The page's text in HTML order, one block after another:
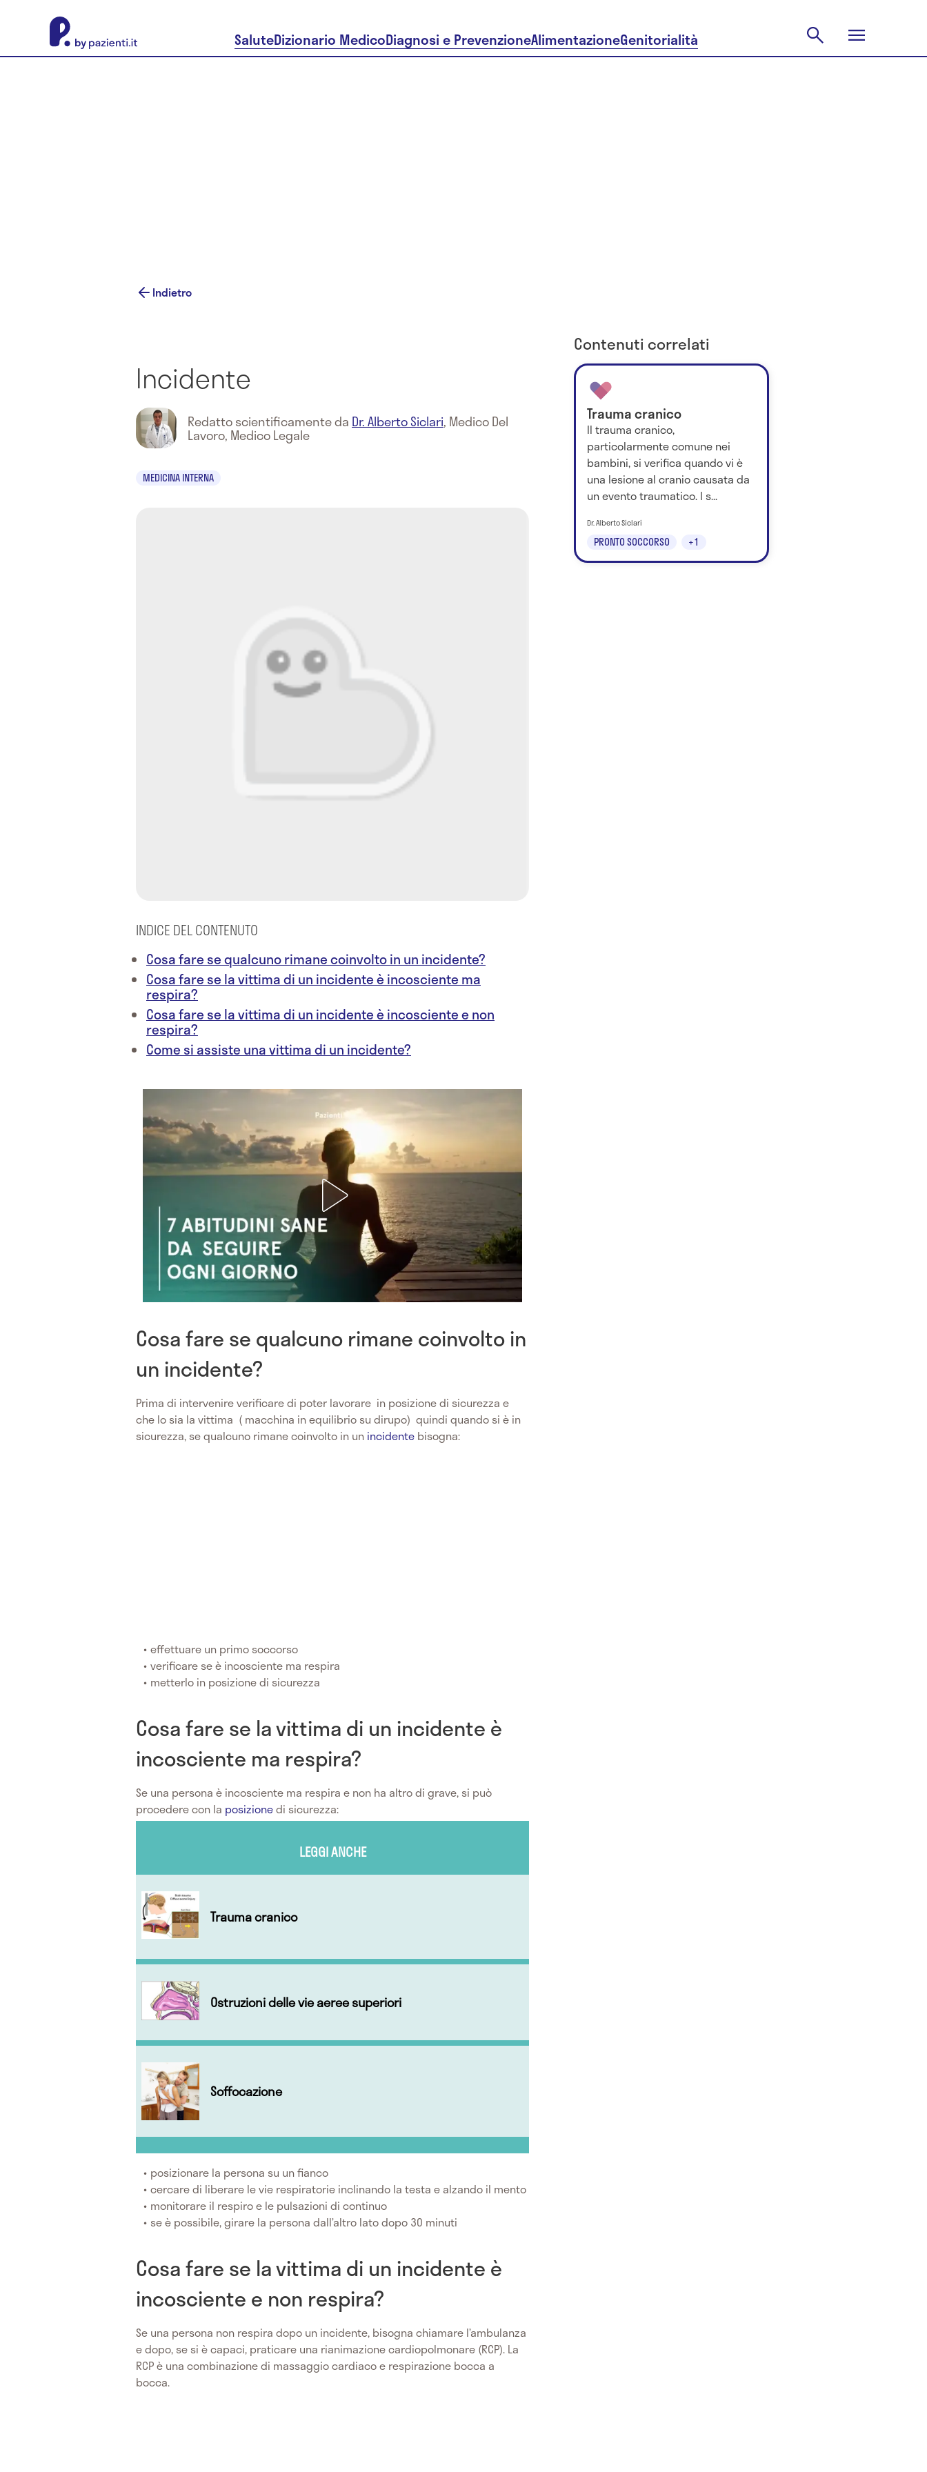
SaluteDizionario MedicoDiagnosi e PrevenzioneAlimentazioneGenitorialità
Indietro
Incidente
Redatto scientificamente da Dr. Alberto Siclari, Medico Del
Lavoro, Medico Legale
MEDICINA INTERNA
INDICE DEL CONTENUTO
Cosa fare se qualcuno rimane coinvolto in un incidente?
Cosa fare se la vittima di un incidente è incosciente ma
respira?
Cosa fare se la vittima di un incidente è incosciente e non
respira?
Come si assiste una vittima di un incidente?
Cosa fare se qualcuno rimane coinvolto in
un incidente?
Prima di intervenire verificare di poter lavorare in posizione di sicurezza e
che lo sia la vittima ( macchina in equilibrio su dirupo) quindi quando si è in
sicurezza, se qualcuno rimane coinvolto in un incidente bisogna:
effettuare un primo soccorso
verificare se è incosciente ma respira
metterlo in posizione di sicurezza
Cosa fare se la vittima di un incidente è
incosciente ma respira?
Se una persona è incosciente ma respira e non ha altro di grave, si può
procedere con la posizionedi sicurezza:
LEGGI ANCHE
Trauma cranico
Ostruzioni delle vie aeree superiori
Soffocazione
posizionare la persona su un fianco
cercare di liberare le vie respiratorie inclinando la testa e alzando il mento
monitorare il respiro e le pulsazioni di continuo
se è possibile, girare la persona dall’altro lato dopo 30 minuti
Cosa fare se la vittima di un incidente è
incosciente e non respira?
Se una persona non respira dopo un incidente, bisogna chiamare l’ambulanza
e dopo, se si è capaci, praticare una rianimazione cardiopolmonare (RCP). La
RCP è una combinazione di massaggio cardiaco e respirazione bocca a
bocca.
Contenuti correlati
Trauma cranico
Il trauma cranico,
particolarmente comune nei
bambini, si verifica quando vi è
una lesione al cranio causata da
un evento traumatico. I s...
PRONTO SOCCORSO +1
Dr. Alberto Siclari